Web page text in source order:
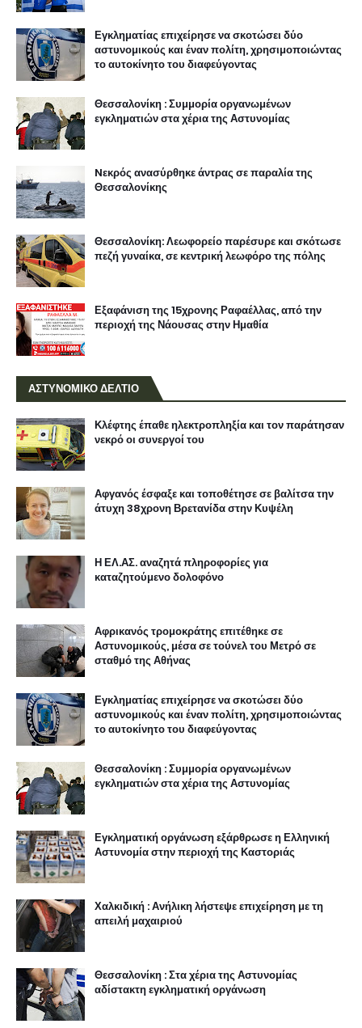
Εγκληματίας επιχείρησε να σκοτώσει δύο
αστυνομικούς και έναν πολίτη, χρησιμοποιώντας
το αυτοκίνητο του διαφεύγοντας
Θεσσαλονίκη : Συμμορία οργανωμένων
εγκληματιών στα χέρια της Αστυνομίας
Nεκρός ανασύρθηκε άντρας σε παραλία της
Θεσσαλονίκης
Θεσσαλονίκη: Λεωφορείο παρέσυρε και σκότωσε
πεζή γυναίκα, σε κεντρική λεωφόρο της πόλης
Εξαφάνιση της 15χρονης Ραφαέλλας, από την
περιοχή της Νάουσας στην Ημαθία
ΑΣΤΥΝΟΜΙΚΟ ΔΕΛΤΙΟ
Κλέφτης έπαθε ηλεκτροπληξία και τον παράτησαν
νεκρό οι συνεργοί του
Αφγανός έσφαξε και τοποθέτησε σε βαλίτσα την
άτυχη 38χρονη Βρετανίδα στην Κυψέλη
Η ΕΛ.ΑΣ. αναζητά πληροφορίες για
καταζητούμενο δολοφόνο
Αφρικανός τρομοκράτης επιτέθηκε σε
Αστυνομικούς, μέσα σε τούνελ του Μετρό σε
σταθμό της Αθήνας
Εγκληματίας επιχείρησε να σκοτώσει δύο
αστυνομικούς και έναν πολίτη, χρησιμοποιώντας
το αυτοκίνητο του διαφεύγοντας
Θεσσαλονίκη : Συμμορία οργανωμένων
εγκληματιών στα χέρια της Αστυνομίας
Εγκληματική οργάνωση εξάρθρωσε η Ελληνική
Αστυνομία στην περιοχή της Καστοριάς
Χαλκιδική : Ανήλικη λήστεψε επιχείρηση με τη
απειλή μαχαιριού
Θεσσαλονίκη : Στα χέρια της Αστυνομίας
αδίστακτη εγκληματική οργάνωση